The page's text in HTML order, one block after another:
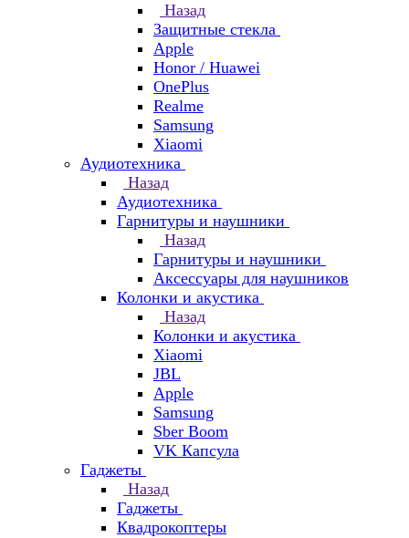
Назад
Защитные стекла
Apple
Honor / Huawei
OnePlus
Realme
Samsung
Xiaomi
Аудиотехника
Назад
Аудиотехника
Гарнитуры и наушники
Назад
Гарнитуры и наушники
Аксессуары для наушников
Колонки и акустика
Назад
Колонки и акустика
Xiaomi
JBL
Apple
Samsung
Sber Boom
VK Капсула
Гаджеты
Назад
Гаджеты
Квадрокоптеры